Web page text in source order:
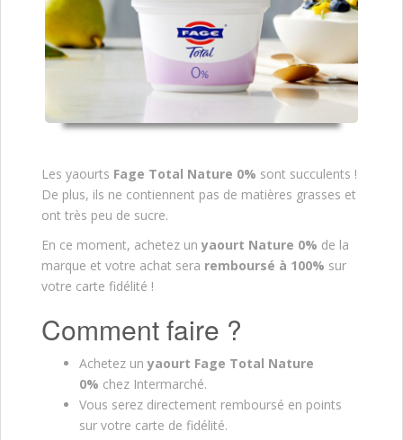
Les yaourts Fage Total Nature 0% sont succulents !
De plus, ils ne contiennent pas de matières grasses et
ont très peu de sucre.
En ce moment, achetez unyaourt Nature 0% de la
marque et votre achat sera remboursé à 100% sur
votre carte fidélité !
Comment faire ?
Achetez unyaourt Fage Total Nature
0% chez Intermarché.
Vous serez directement remboursé en points
sur votre carte de fidélité.